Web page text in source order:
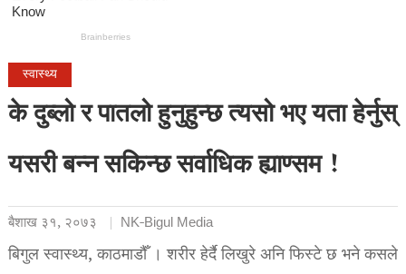
स्वास्थ्य
के दुब्लो र पातलो हुनुहुन्छ त्यसो भए यता हेर्नुस्
यसरी बन्न सकिन्छ सर्वाधिक ह्याण्सम !
बैशाख ३१, २०७३ NK-Bigul Media
बिगुल स्वास्थ्य, काठमाडौँ । शरीर हेर्दै लिखुरे अनि फिस्टे छ भने कसले